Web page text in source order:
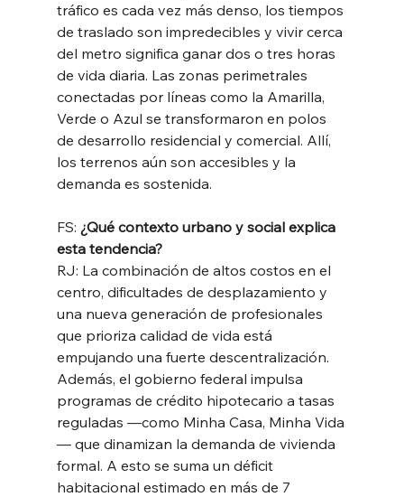
tráfico es cada vez más denso, los tiempos
de traslado son impredecibles y vivir cerca
del metro significa ganar dos o tres horas
de vida diaria. Las zonas perimetrales
conectadas por líneas como la Amarilla,
Verde o Azul se transformaron en polos
de desarrollo residencial y comercial. Allí,
los terrenos aún son accesibles y la
demanda es sostenida.
FS: ¿Qué contexto urbano y social explica
esta tendencia?
RJ: La combinación de altos costos en el
centro, dificultades de desplazamiento y
una nueva generación de profesionales
que prioriza calidad de vida está
empujando una fuerte descentralización.
Además, el gobierno federal impulsa
programas de crédito hipotecario a tasas
reguladas —como Minha Casa, Minha Vida
— que dinamizan la demanda de vivienda
formal. A esto se suma un déficit
habitacional estimado en más de 7